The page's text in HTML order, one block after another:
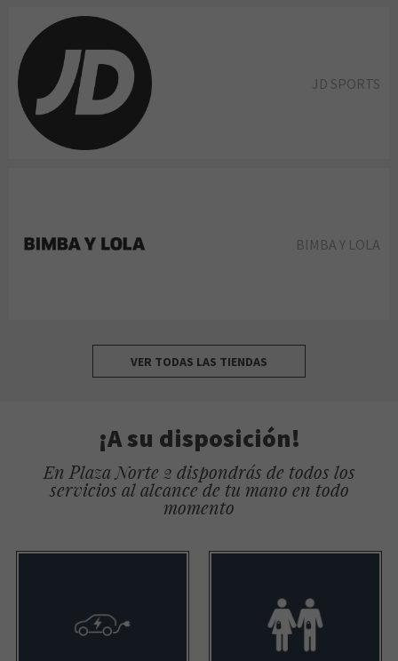
JD SPORTS
BIMBA Y LOLA
VER TODAS LAS TIENDAS
¡A su disposición!
En Plaza Norte 2 dispondrás de todos los
servicios al alcance de tu mano en todo
momento